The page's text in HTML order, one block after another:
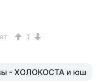
1
- ХОЛОКОСТА и юш